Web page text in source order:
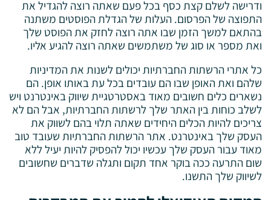
ודרישה לשלם קצת כסף בכל פעם שאתה רוצה להגדיל את
התפוצה של הפרסום. העלות של הגדלת הפוסטים משתנה
בהתאם למשך הזמן שבו אתה רוצה לחזק את הפוסט שלך
ואת מספר או סוג של משתמשים שאתה רוצה להגיע אליו.
כל אתרי הרשתות החברתיות יכולים לשנות את המדיניות
שלהם ואת האופן שבו הם עובדים בכל עת באותו אופן. הם
נשארים כלים חשובים מאוד באסטרטגיית שיווק באינטרנט ויש
לשלב כוחות בין האתר שלך לרשתות החברתיות, אבל הם לא
צריכים להיות הכלים היחידים שאתה תלוי בהם לשווק את
העסק שלך באינטרנט. אתר הרשתות החברתיות שעובד טוב
מאוד עבור העסק שלך עכשיו יכול להפסיק להיות יעיל ללא
שום התרעה ככה בוקר אחד תקום ותגלה שדברים שחשובים
לשיווק שלך התשנו.